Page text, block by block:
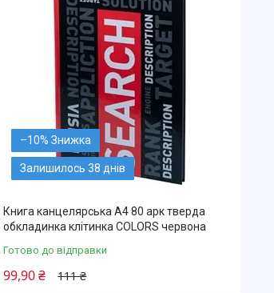
–10%
Залишилось 38 днів
Книга канцелярська А4 80 арк тверда
обкладинка клітинка COLORS червона
Готово до відправки
111 ₴
99,90 ₴